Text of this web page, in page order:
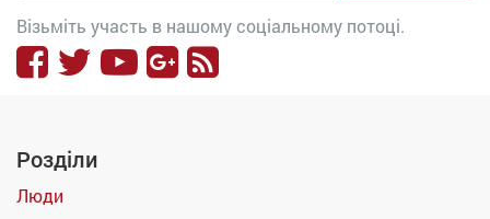
Візьміть участь в нашому соціальному потоці.
Розділи
Люди